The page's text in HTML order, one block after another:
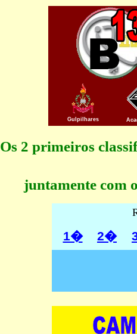
Gulpilhares
Os 2 primeiros
juntamente com
1� 2�